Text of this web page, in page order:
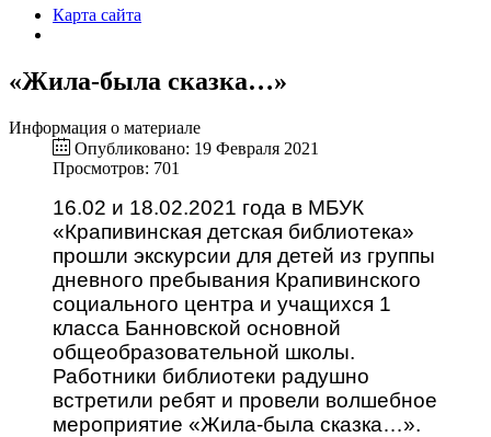
Карта сайта
«Жила-была сказка…»
Информация о материале
Опубликовано: 19 Февраля 2021
Просмотров: 701
16.02 и 18.02.2021 года в МБУК
«Крапивинская детская библиотека»
прошли экскурсии для детей из группы
дневного пребывания Крапивинского
социального центра и учащихся 1
класса Банновской основной
общеобразовательной школы.
Работники библиотеки радушно
встретили ребят и провели волшебное
мероприятие «Жила-была сказка…».